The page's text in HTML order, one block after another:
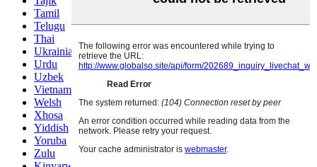
Tamil
Telugu
Thai
Ukrainian
Urdu
Uzbek
Vietnamese
Welsh
Xhosa
Yiddish
Yoruba
Zulu